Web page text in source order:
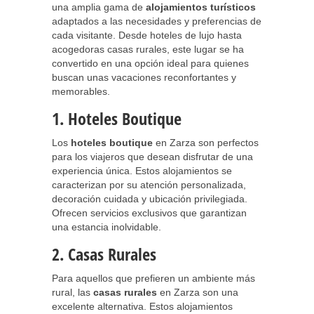
una amplia gama de alojamientos turísticos
adaptados a las necesidades y preferencias de
cada visitante. Desde hoteles de lujo hasta
acogedoras casas rurales, este lugar se ha
convertido en una opción ideal para quienes
buscan unas vacaciones reconfortantes y
memorables.
1. Hoteles Boutique
Los hoteles boutique en Zarza son perfectos
para los viajeros que desean disfrutar de una
experiencia única. Estos alojamientos se
caracterizan por su atención personalizada,
decoración cuidada y ubicación privilegiada.
Ofrecen servicios exclusivos que garantizan
una estancia inolvidable.
2. Casas Rurales
Para aquellos que prefieren un ambiente más
rural, las casas rurales en Zarza son una
excelente alternativa. Estos alojamientos